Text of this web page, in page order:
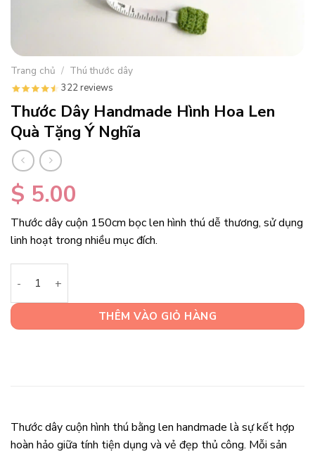
Trang chủ / Thú thước dây
322 reviews
Thước Dây Handmade Hình Hoa Len
Quà Tặng Ý Nghĩa
$ 5.00
Thước dây cuộn 150cm bọc len hình thú dễ thương, sử dụng
linh hoạt trong nhiều mục đích.
THÊM VÀO GIỎ HÀNG
Thước dây cuộn hình thú bằng len handmade là sự kết hợp
hoàn hảo giữa tính tiện dụng và vẻ đẹp thủ công. Mỗi sản